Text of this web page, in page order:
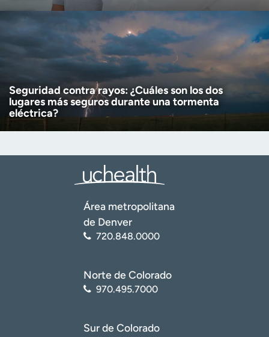
Seguridad contra rayos: ¿Cuáles son los dos
lugares más seguros durante una tormenta
eléctrica?
Área metropolitana
de Denver
720.848.0000
Norte de Colorado
970.495.7000
Sur de Colorado